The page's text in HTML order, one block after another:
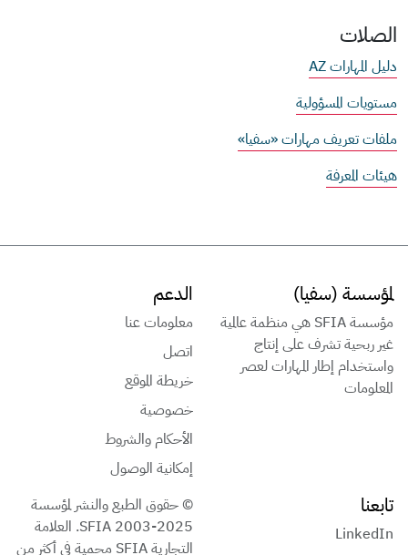
الصلات
دليل المهارات AZ
مستويات المسؤولية
ملفات تعريف مهارات «سفيا»
هيئات المعرفة
لمؤسسة (سفيا)
مؤسسة SFIA هي منظمة عالمية
غير ربحية تشرف على إنتاج
واستخدام إطار المهارات لعصر
المعلومات
الدعم
معلومات عنا
اتصل
خريطة الموقع
خصوصية
الأحكام والشروط
إمكانية الوصول
تابعنا
LinkedIn
© حقوق الطبع والنشر لمؤسسة
SFIA 2003-2025. العلامة
التجارية SFIA محمية في أكثر من